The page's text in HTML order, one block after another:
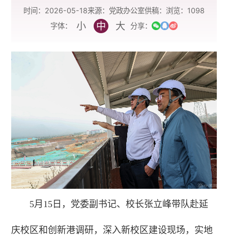
时间：2026-05-18来源：党政办公室供稿： 浏览： 1098
字体：
小 中 大 分享：
5月15日，党委副书记、校长张立峰带队赴延
庆校区和创新港调研，深入新校区建设现场，实地